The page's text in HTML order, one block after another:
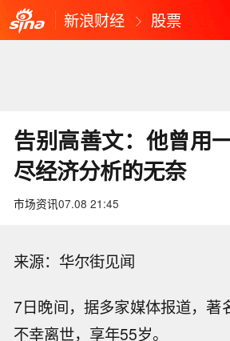
新浪财经 股票
告别高善文：他曾用
尽经济分析的无奈
市场资讯07.08 21:45
来源：华尔街见闻
7日晚间，据多家媒体报道，著
不幸离世，享年55岁。